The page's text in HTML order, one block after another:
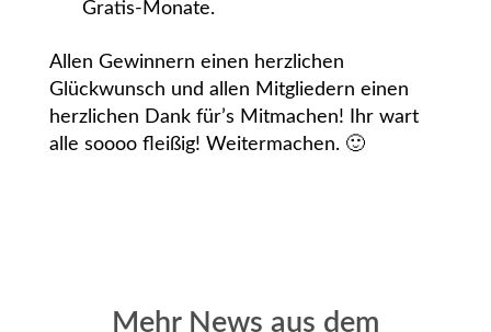
Gratis-Monate.
Allen Gewinnern einen herzlichen
Glückwunsch und allen Mitgliedern einen
herzlichen Dank für’s Mitmachen! Ihr wart
alle soooo fleißig! Weitermachen. 🙂
Mehr News aus dem